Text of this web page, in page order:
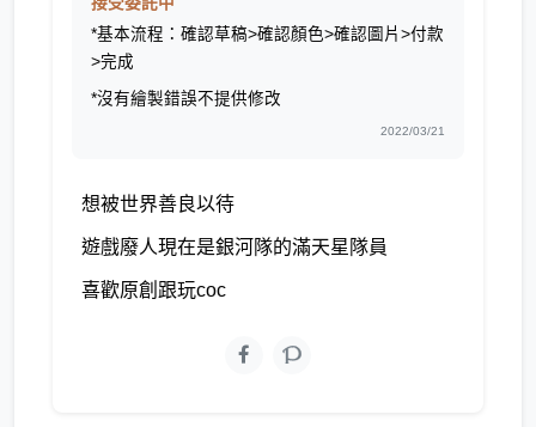
*基本流程：確認草稿>確認顏色>確認圖片>付款
>完成
*沒有繪製錯誤不提供修改
2022/03/21
想被世界善良以待
遊戲廢人現在是銀河隊的滿天星隊員
喜歡原創跟玩coc